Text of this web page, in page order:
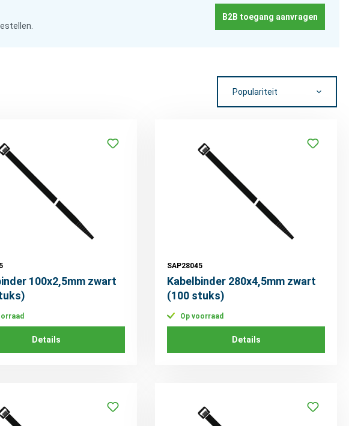
B2B toegang aanvragen
100x2,5mm zwart
Details
SAP28045
Kabelbinder 280x4,5mm zwart
(100 stuks)
Op voorraad
Details